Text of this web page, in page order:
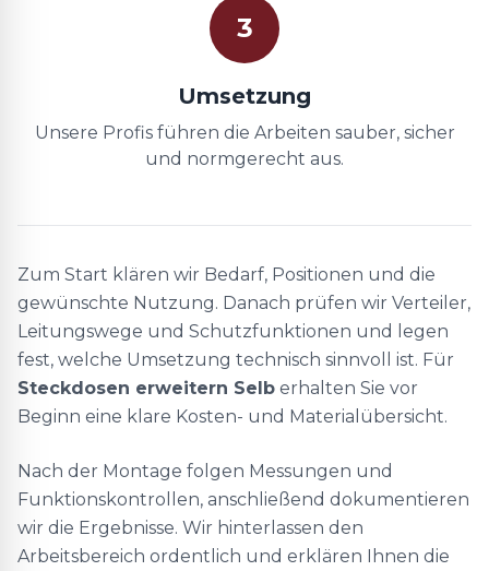
3
Umsetzung
Unsere Profis führen die Arbeiten sauber, sicher
und normgerecht aus.
Zum Start klären wir Bedarf, Positionen und die
gewünschte Nutzung. Danach prüfen wir Verteiler,
Leitungswege und Schutzfunktionen und legen
fest, welche Umsetzung technisch sinnvoll ist. Für
Steckdosen erweitern Selb erhalten Sie vor
Beginn eine klare Kosten- und Materialübersicht.
Nach der Montage folgen Messungen und
Funktionskontrollen, anschließend dokumentieren
wir die Ergebnisse. Wir hinterlassen den
Arbeitsbereich ordentlich und erklären Ihnen die